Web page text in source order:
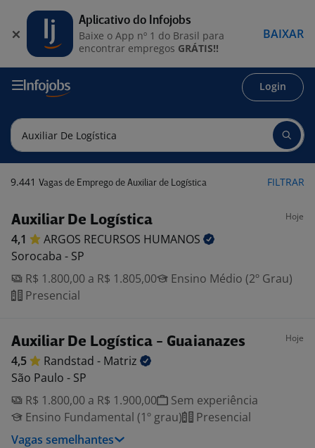
Login
9.441 Vagas de Emprego de Auxiliar de Logística FILTRAR
Auxiliar De Logística Hoje
4,1 ARGOS RECURSOS HUMANOS
Sorocaba - SP
R$ 1.800,00 a R$ 1.805,00
Ensino Médio (2º Grau)
Presencial
Auxiliar De Logística - Guaianazes Hoje
4,5 Randstad - Matriz
São Paulo - SP
R$ 1.800,00 a R$ 1.900,00
Sem experiência
Ensino Fundamental (1º grau)
Presencial
Vagas semelhantes
Aplicativo do Infojobs
Baixe o App nº 1 do Brasil para
encontrar empregos GRÁTIS!!
BAIXAR